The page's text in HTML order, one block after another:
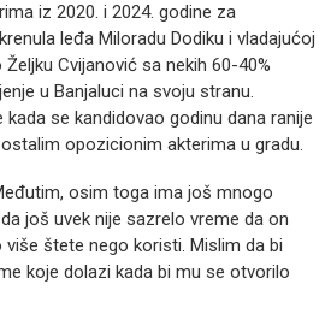
iz 2020. i 2024. godine za
leđa Miloradu Dodiku i vladajućoj
Cvijanović sa nekih 60-40%
u Banjaluci na svoju stranu.
se kandidovao godinu dana ranije
opozicionim akterima u gradu.
osim toga ima još mnogo
još uvek nije sazrelo vreme da on
štete nego koristi. Mislim da bi
koje dolazi kada bi mu se otvorilo